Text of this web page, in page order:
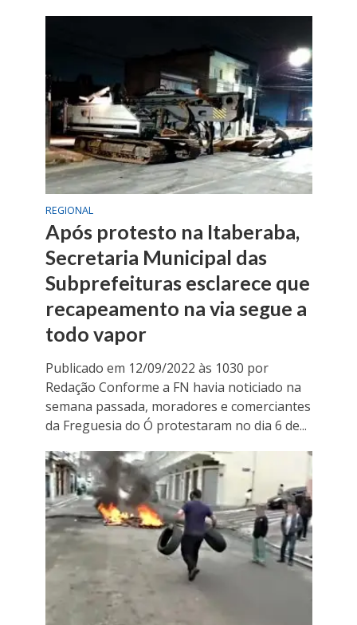
REGIONAL
Após protesto na Itaberaba,
Secretaria Municipal das
Subprefeituras esclarece que
recapeamento na via segue a
todo vapor
Publicado em 12/09/2022 às 1030 por
Redação Conforme a FN havia noticiado na
semana passada, moradores e comerciantes
da Freguesia do Ó protestaram no dia 6 de...